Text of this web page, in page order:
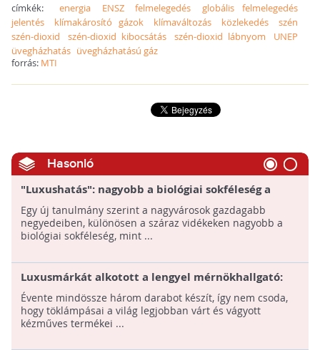
címkék: energia ENSZ felmelegedés
globális felmelegedés
jelentés
klímakárosító gázok klímaváltozás közlekedés
szén
szén-dioxid
szén-dioxid kibocsátás szén-dioxid lábnyom
UNEP
üvegházhatás üvegházhatású gáz
forrás: MTI
Hasonló
"Luxushatás": nagyobb a biológiai sokféleség a
gazdagabb lakónegyedek környékén
Egy új tanulmány szerint a nagyvárosok gazdagabb
negyedeiben, különösen a száraz vidékeken nagyobb a
biológiai sokféleség, mint ...
Luxusmárkát alkotott a lengyel mérnökhallgató:
kézi faragással készülő “Calabarte” lopótöklámpái
egyedülállóak és igen értékesek
Évente mindössze három darabot készít, így nem csoda,
hogy töklámpásai a világ legjobban várt és vágyott
kézműves termékei ...